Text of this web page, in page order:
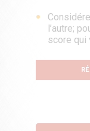
l’autre;
score qui